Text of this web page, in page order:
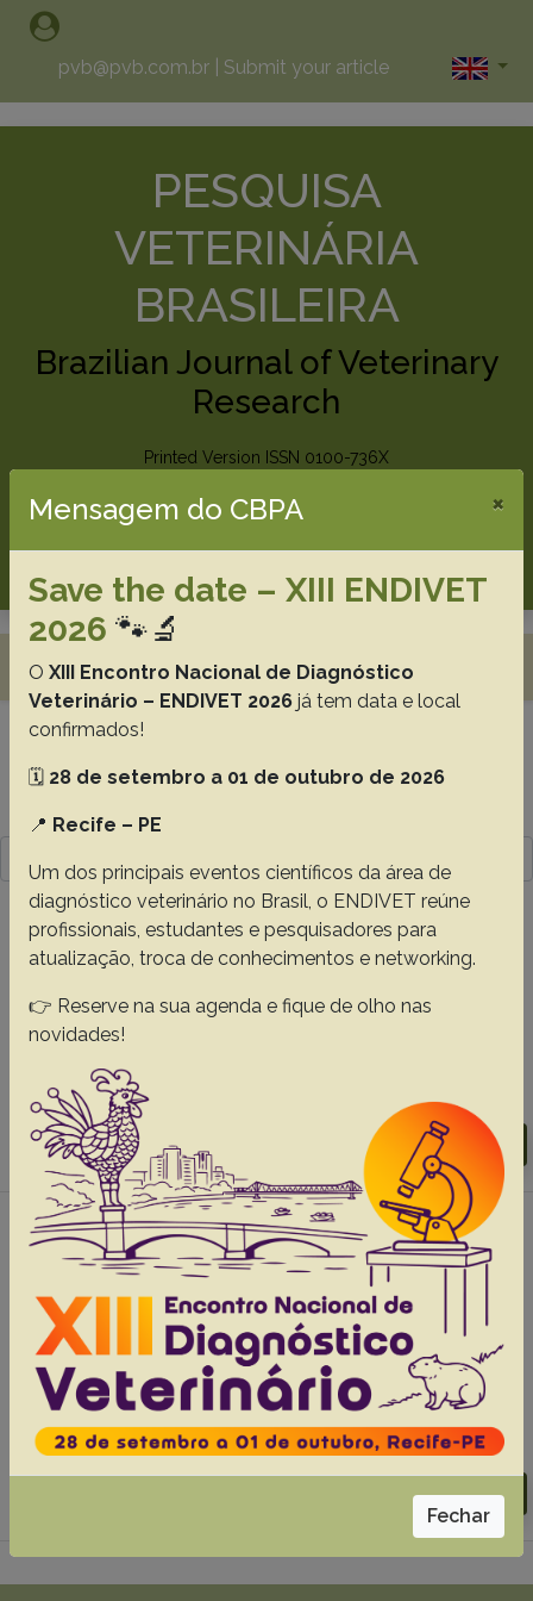
pvb@pvb.com.br Submit your article
PESQUISA
VETERINÁRIA
BRASILEIRA
Brazilian Journal of Veterinary
Research
Printed Version ISSN 0100-736X
Search
Toggle navigation
Resultado da pesquisa (2)
Termo utilizado na pesquisa
#1 - Blood lactate increases with the
progression of mitral valve disease in dogs,
38(9):1781-1786
Silva-Filho J.C. Sousa M.G. Zacché Pereira E.
Ortiz E.M.G.
Franco R.P.
Rosa F.A.
Abstracts: English
Go to 38(9), 2018
Download article |
#2 - Systemic blood pressure evaluation by
oscillometric versus doppler
ultrasonographic methods in obese dogs,
34(Supl.1):87-91
Pereira-Neto G.B. Brunetto M.A. Champion T.
Ortiz E.M.G.
Carciofi A.C.
Camacho A.A.
Abstracts: English Portuguese
Go to 34(1), 2014
Mensagem do CBPA ×
Save the date – XIII ENDIVET
2026 🐾🔬
O XIII Encontro Nacional de Diagnóstico
Veterinário – ENDIVET 2026 já tem data e local
confirmados!
🗓️ 28 de setembro a 01 de outubro de 2026
📍 Recife – PE
Um dos principais eventos científicos da área de
diagnóstico veterinário no Brasil, o ENDIVET reúne
profissionais, estudantes e pesquisadores para
atualização, troca de conhecimentos e networking.
👉 Reserve na sua agenda e fique de olho nas
novidades!
Fechar